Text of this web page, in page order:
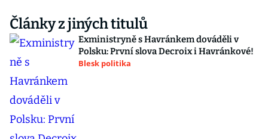
Články z jiných titulů
Exministryně s Havránkem dováděli v
Polsku: První slova Decroix i Havránkové!
Blesk politika